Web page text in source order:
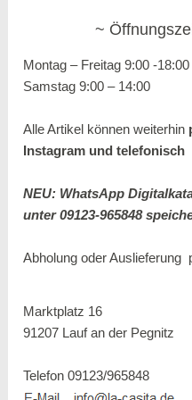
Montag – Freitag 9:00 -18:00
Samstag 9:00 – 14:00
Alle Artikel können weiterhin
Instagram undtelefonisch
NEU: WhatsApp
unter 09123-965848
Abholung oder Auslieferung
Marktplatz 16
91207 Lauf an der Pegnitz
Telefon 09123/965848